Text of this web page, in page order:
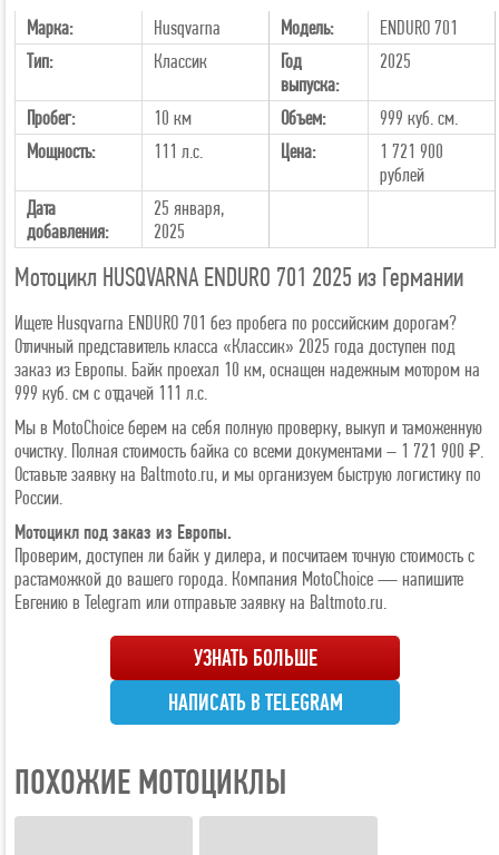
Марка:
Husqvarna Модель:
ENDURO 701
Тип:
Классик
Год
выпуска:
2025
Пробег: 10 км Объем:
999 куб. см.
Мощность:
111 л.с. Цена:
1 721 900
рублей
Дата
добавления:
25 января,
2025
Мотоцикл HUSQVARNA ENDURO 701 2025 из Германии
Ищете Husqvarna ENDURO 701 без пробега по российским дорогам?
Отличный представитель класса «Классик» 2025 года доступен под
заказ из Европы. Байк проехал 10 км, оснащен надежным мотором на
999 куб. см с отдачей 111 л.с.
Мы в MotoChoice берем на себя полную проверку, выкуп и таможенную
очистку. Полная стоимость байка со всеми документами – 1 721 900 ₽.
Оставьте заявку на Baltmoto.ru, и мы организуем быструю логистику по
России.
Мотоцикл под заказ из Европы.
Проверим, доступен ли байк у дилера, и посчитаем точную стоимость с
растаможкой до вашего города. Компания MotoChoice — напишите
Евгению в Telegram или отправьте заявку на Baltmoto.ru.
УЗНАТЬ БОЛЬШЕ
НАПИСАТЬ В TELEGRAM
ПОХОЖИЕ МОТОЦИКЛЫ